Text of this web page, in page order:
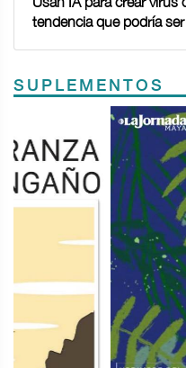
tendencia que podría
SUPLEMENTOS